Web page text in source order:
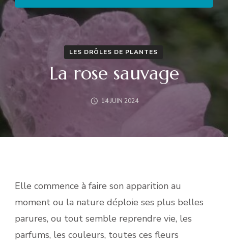
LES DRÔLES DE PLANTES
La rose sauvage
14 JUIN 2024
Elle commence à faire son apparition au
moment ou la nature déploie ses plus belles
parures, ou tout semble reprendre vie, les
parfums, les couleurs, toutes ces fleurs